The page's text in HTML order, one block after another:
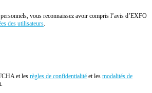
vous reconnaissez avoir compris l’avis d’EXFO
des utilisateurs
et les règles de confidentialité et les modalités de